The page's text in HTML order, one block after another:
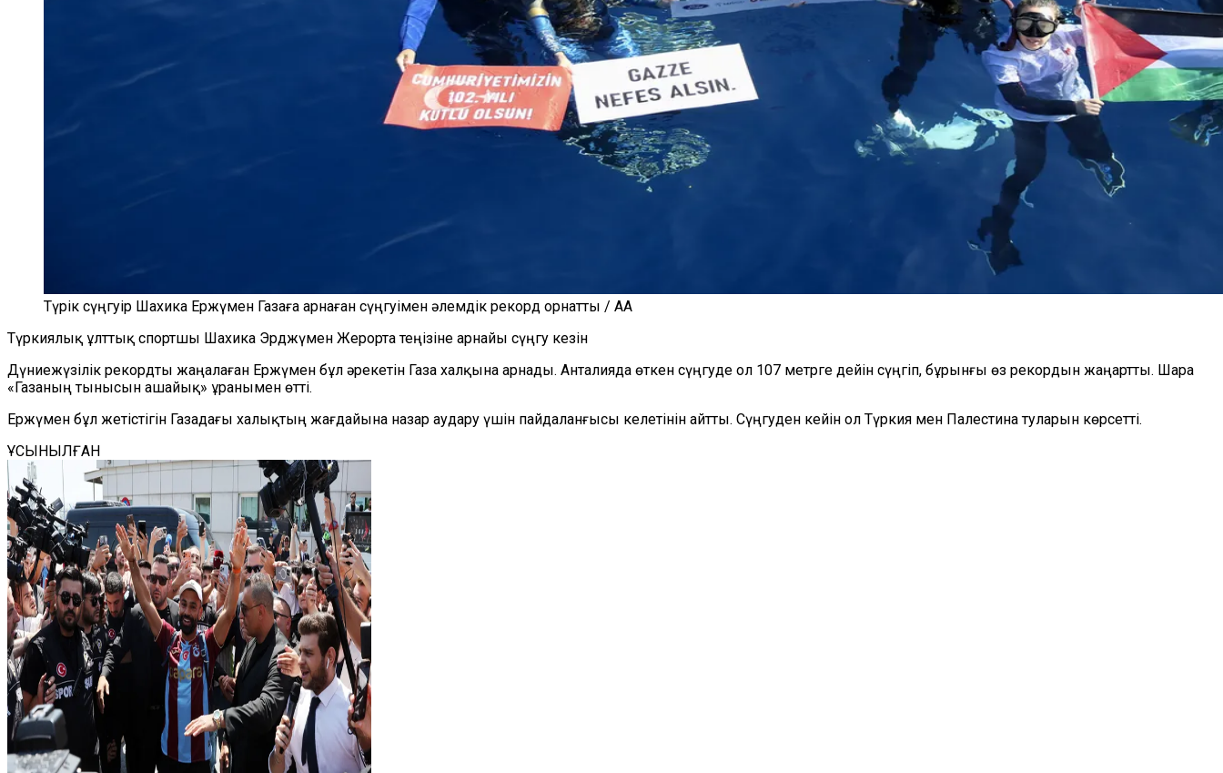
Түрік сүңгуір Шахика Ержүмен Газаға арнаған сүңгуімен әлемдік рекорд орнатты / AA
Түркиялық ұлттық спортшы Шахика Эрджүмен Жерорта теңізіне арнайы сүңгу кезін
Дүниежүзілік рекордты жаңалаған Ержүмен бұл әрекетін Газа халқына арнады. Анталияда өткен сүңгуде ол 107 метрге дейін сүңгіп, бұрынғы өз рекордын жаңартты. Шара
«Газаның тынысын ашайық» ұранымен өтті.
Ержүмен бұл жетістігін Газадағы халықтың жағдайына назар аудару үшін пайдаланғысы келетінін айтты. Сүңгуден кейін ол Түркия мен Палестина туларын көрсетті.
ҰСЫНЫЛҒАН